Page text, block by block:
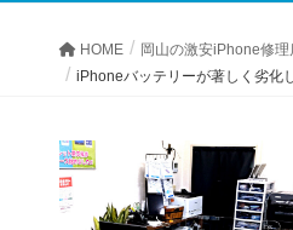
HOME 岡山の激安iPhone修理
iPhoneバッテリーが著しく劣化